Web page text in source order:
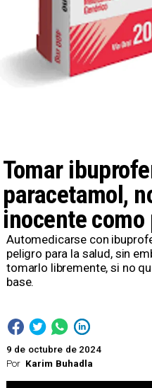
Por Karim Buhadla
Tomar
paracetamol,
inocente como
9 de octubre de 2024
Automedicarse con
peligro para la salud, sin
tomarlo libremente, si no
base.